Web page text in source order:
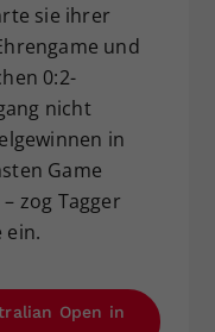
sie ihrer
und
0:2-
nicht
in
Game
zog Tagger
ein.
Open in